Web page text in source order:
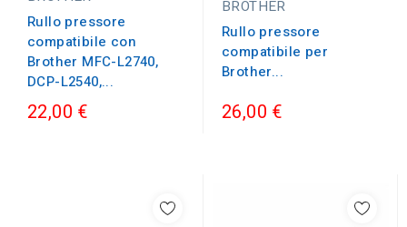
Rullo pressore
compatibile con
Brother MFC-L2740,
DCP-L2540,...
22,00 €
BROTHER
Rullo pressore
compatibile per
Brother...
26,00 €